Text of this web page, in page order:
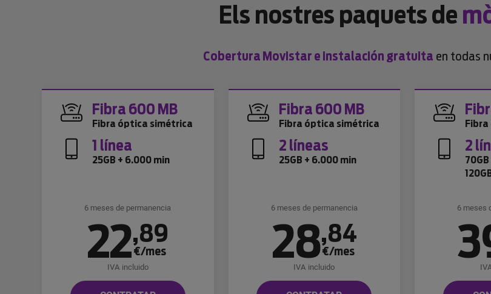
Els nostres paquets de
Cobertura Movistar e instalación gratuita en todas
Fibra 600 MB
Fibra óptica simétrica
1 línea
25GB + 6.000 min
6 meses de permanencia
22,89
€/mes
IVA incluido
Fibra 600 MB
Fibra óptica simétrica
2 líneas
25GB + 6.000 min
6 meses de permanencia
28,84
€/mes
IVA incluido
2
6 meses